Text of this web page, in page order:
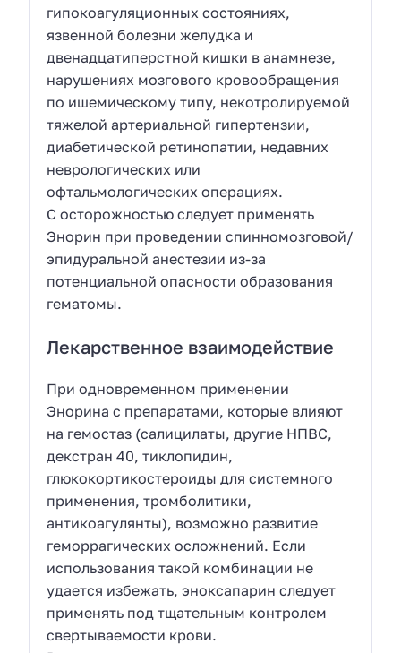
гипокоагуляционных состояниях,
язвенной болезни желудка и
двенадцатиперстной кишки в анамнезе,
нарушениях мозгового кровообращения
по ишемическому типу, некотролируемой
тяжелой артериальной гипертензии,
диабетической ретинопатии, недавних
неврологических или
офтальмологических операциях.
С осторожностью следует применять
Энорин при проведении спинномозговой/
эпидуральной анестезии из-за
потенциальной опасности образования
гематомы.
Лекарственное взаимодействие
При одновременном применении
Энорина с препаратами, которые влияют
на гемостаз (салицилаты, другие НПВС,
декстран 40, тиклопидин,
глюкокортикостероиды для системного
применения, тромболитики,
антикоагулянты), возможно развитие
геморрагических осложнений. Если
использования такой комбинации не
удается избежать, эноксапарин следует
применять под тщательным контролем
свертываемости крови.